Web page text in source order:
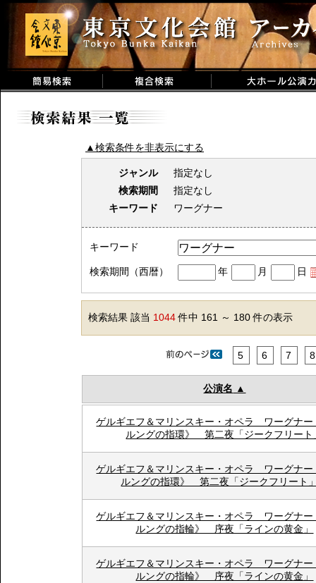
▲検索条件を非表示にする
ジャンル
指定なし
検索期間
指定なし
キーワード
ワーグナー
キーワード
検索期間（西暦） 年 月 日
検索結果 該当 1044件中 161 ～ 180 件の表示
5 6 7 8
公演名
ゲルギエフ＆マリンスキー・オペラ ワーグナー
ルングの指環》 第二夜「ジークフリート
ゲルギエフ＆マリンスキー・オペラ ワーグナー
ルングの指環》 第二夜「ジークフリー
ゲルギエフ＆マリンスキー・オペラ ワーグナー
ルングの指輪》 序夜「ラインの黄金」
ゲルギエフ＆マリンスキー・オペラ ワーグナー
ルングの指輪》 序夜「ラインの黄金」